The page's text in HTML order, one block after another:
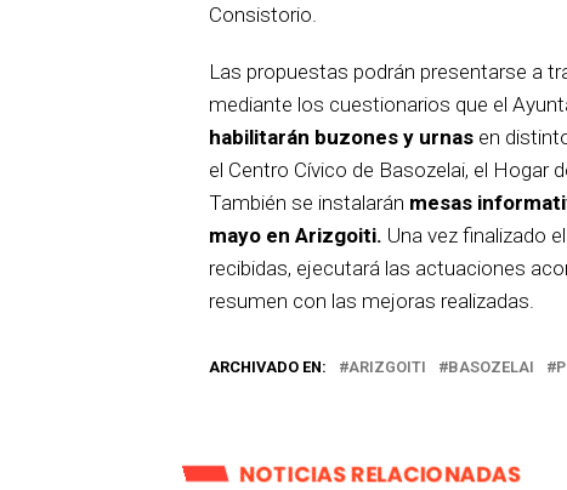
Consistorio.
Las propuestas podrán presentarse a
mediante los cuestionarios que el
habilitarán buzones y urnas en
el Centro Cívico de Basozelai, el Hogar
También se instalarán mesas
mayo en Arizgoiti. Una vez finalizado
recibidas, ejecutará las actuaciones
resumen con las mejoras realizadas.
ARCHIVADO EN: ARIZGOITI BASOZELAI
NOTICIAS RELACIONADAS